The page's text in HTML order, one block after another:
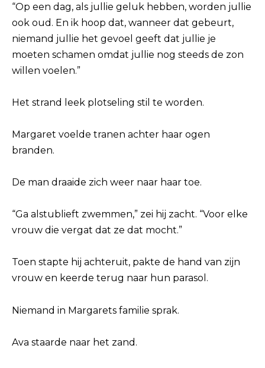
“Op een dag, als jullie geluk hebben, worden jullie
ook oud. En ik hoop dat, wanneer dat gebeurt,
niemand jullie het gevoel geeft dat jullie je
moeten schamen omdat jullie nog steeds de zon
willen voelen.”
Het strand leek plotseling stil te worden.
Margaret voelde tranen achter haar ogen
branden.
De man draaide zich weer naar haar toe.
“Ga alstublieft zwemmen,” zei hij zacht. “Voor elke
vrouw die vergat dat ze dat mocht.”
Toen stapte hij achteruit, pakte de hand van zijn
vrouw en keerde terug naar hun parasol.
Niemand in Margarets familie sprak.
Ava staarde naar het zand.